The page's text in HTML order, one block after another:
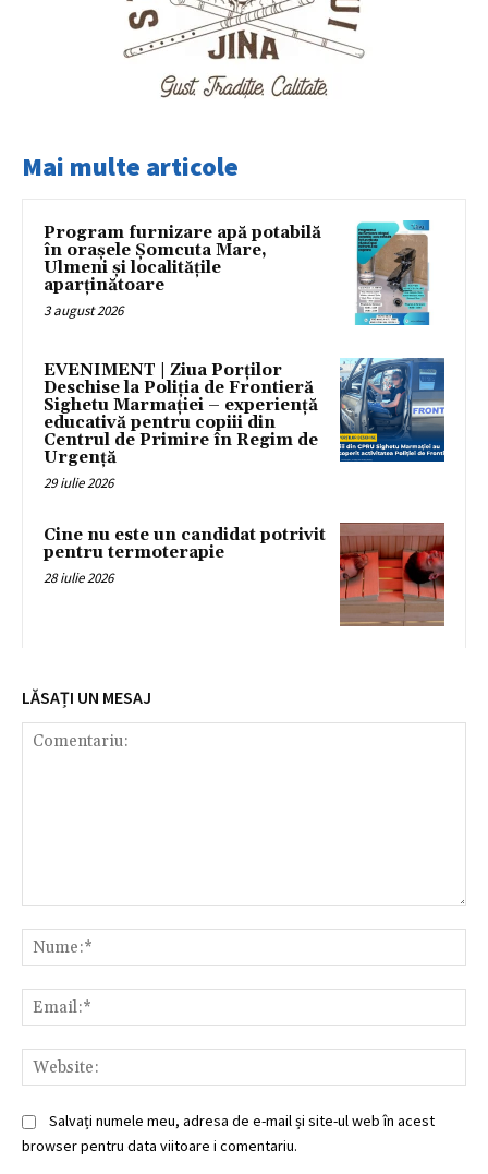
Mai multe articole
Program furnizare apă potabilă
în orașele Șomcuta Mare,
Ulmeni și localitățile
aparținătoare
3 august 2026
EVENIMENT | Ziua Porților
Deschise la Poliția de Frontieră
Sighetu Marmației – experiență
educativă pentru copiii din
Centrul de Primire în Regim de
Urgență
29 iulie 2026
Cine nu este un candidat potrivit
pentru termoterapie
28 iulie 2026
LĂSAȚI UN MESAJ
Salvați numele meu, adresa de e-mail și site-ul web în acest
browser pentru data viitoare i comentariu.